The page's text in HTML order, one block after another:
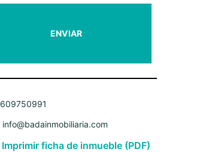
609750991
info@badainmobiliaria.com
Imprimir ficha de inmueble (PDF)